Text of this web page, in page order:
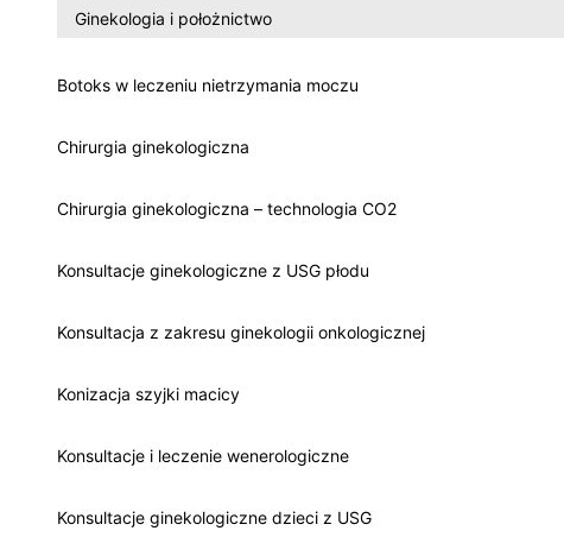
Ginekologia i położnictwo
Botoks w leczeniu nietrzymania moczu
Chirurgia ginekologiczna
Chirurgia ginekologiczna – technologia CO2
Konsultacje ginekologiczne z USG płodu
Konsultacja z zakresu ginekologii onkologicznej
Konizacja szyjki macicy
Konsultacje i leczenie wenerologiczne
Konsultacje ginekologiczne dzieci z USG